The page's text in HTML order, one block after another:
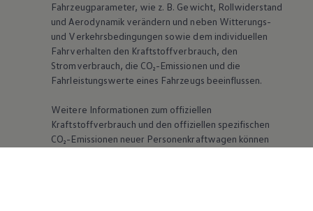
Fahrzeugparameter, wie z. B. Gewicht, Rollwiderstand
und Aerodynamik verändern und neben Witterungs-
und Verkehrsbedingungen sowie dem individuellen
Fahrverhalten den Kraftstoffverbrauch, den
Stromverbrauch, die CO₂-Emissionen und die
Fahrleistungswerte eines Fahrzeugs beeinflussen.
Weitere Informationen zum offiziellen
Kraftstoffverbrauch und den offiziellen spezifischen
CO₂-Emissionen neuer Personenkraftwagen können